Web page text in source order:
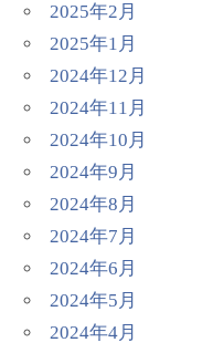
2025年2月
2025年1月
2024年12月
2024年11月
2024年10月
2024年9月
2024年8月
2024年7月
2024年6月
2024年5月
2024年4月